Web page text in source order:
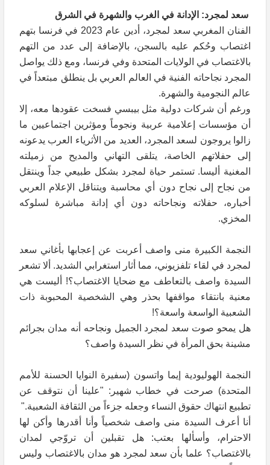
سعد لمجرد: الإدانة في الغرب والشهرة في الشرق
الفنان المغربي سعد لمجرد، أدين عام 2023 في فرنسا بتهم
اغتصاب وحُكم عليه بالسجن، بالإضافة إلى عدد من التهم
بالاغتصاب في الولايات المتحدة وفي فرنسا، ومع ذلك يواصل
المجرد نجاحاته الفنية في العالم العربي بل ينطلق مبتعداً في
عالم النجومية والشهرة.
ورغم أن شركات دولية مثل بيبسي فسخت عقودها معه، إلا
أن مؤسسات إعلامية عربية ونجوماً ومؤثرين اجتماعيين ما
زالوا يروجون لسعد المجرد، العديد من الأثرياء العرب يدعونه
إلى حفلاتهم الخاصة، يتلقى التهاني والمديح من زميلته
المغنية أليسا. تستمر حياة لمجرد بشكل طبيعي جداً وينتقل
من نجاح إلى نجاح دون أي محاسبة ويتناقل الإعلام العربي
أخباره، حفلاته ونجاحاته دون أي إدانة مباشرة لسلوكه
المخزي.
النجمة الكبيرة منى واصف أعربت عن إعجابها بأغاني سعد
لمجرد في لقاء تلفزيوني، مما أثار استغرابي الشديد. ألا تشعر
السيدة واصف بالتعاطف مع ضحايا الاغتصاب؟! أليست هي
معنية بانتقاء مواقفها بحذر وهي الشخصية المحبوبة ذات
الشعبية الواسعة واسعة؟!
هل يمحو صوت سعد لمجرد الجميل ونجاحه أنه مدان بجرائم
مشينة بحق المرأة في نظر السيدة واصف؟
النجمة الهوليودية إيما واتسون (سفيرة النوايا الحسنة للأمم
المتحدة) صرحت في خطاب شهير: "علينا أن نتوقف عن
تطبيع انتهاك حقوق النساء وجعله جزءاً من الثقافة الشعبية."
أنا أعرف السيدة منى واصف شخصياً وأنا أقدرها وأكن لها
الاحترام، وأسألها بعتب: هل تقبلين أن تروّجي لمدان
بالاغتصاب؟ علما بأن سعد لمجرد هو مدان بالاغتصاب وليس